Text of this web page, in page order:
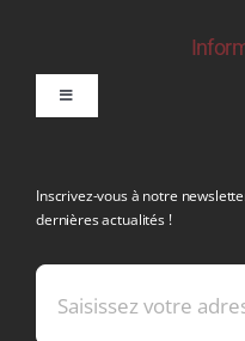
Toggle
Mentions légales
Inscrivez-vous à notre
dernières actualités !